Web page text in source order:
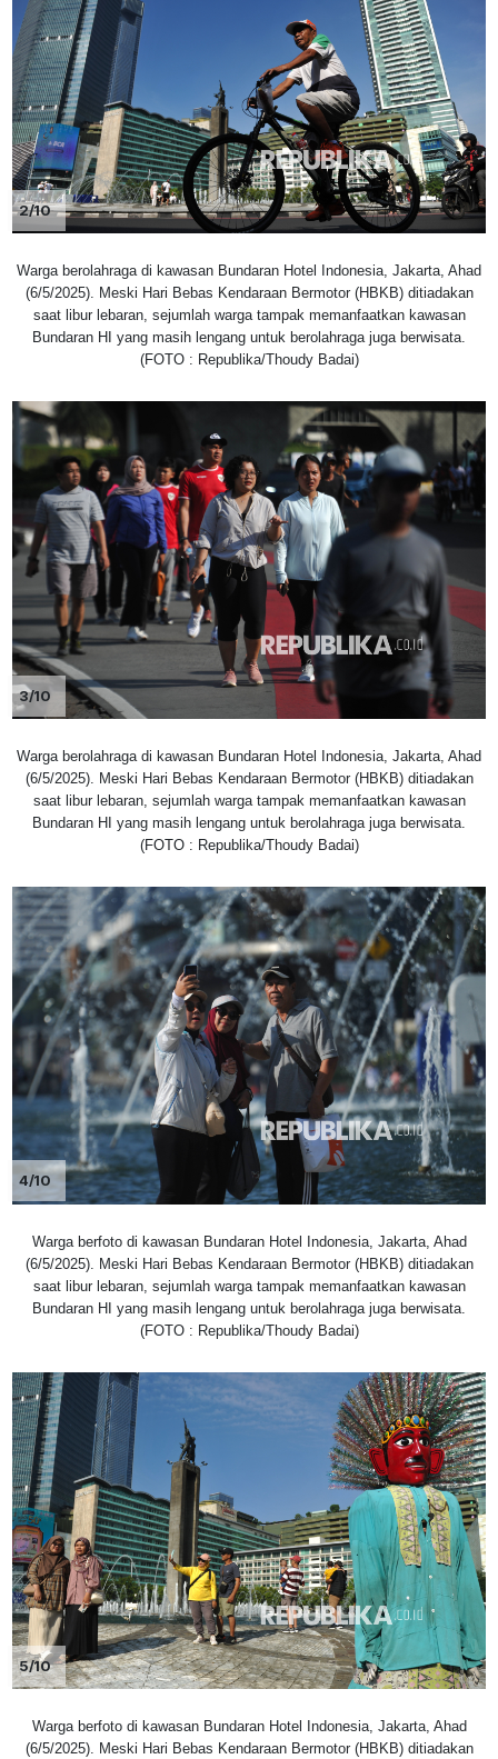
2/10
Warga berolahraga di kawasan Bundaran Hotel Indonesia, Jakarta, Ahad
(6/5/2025). Meski Hari Bebas Kendaraan Bermotor (HBKB) ditiadakan
saat libur lebaran, sejumlah warga tampak memanfaatkan kawasan
Bundaran HI yang masih lengang untuk berolahraga juga berwisata.
(FOTO : Republika/Thoudy Badai)
3/10
Warga berolahraga di kawasan Bundaran Hotel Indonesia, Jakarta, Ahad
(6/5/2025). Meski Hari Bebas Kendaraan Bermotor (HBKB) ditiadakan
saat libur lebaran, sejumlah warga tampak memanfaatkan kawasan
Bundaran HI yang masih lengang untuk berolahraga juga berwisata.
(FOTO : Republika/Thoudy Badai)
4/10
Warga berfoto di kawasan Bundaran Hotel Indonesia, Jakarta, Ahad
(6/5/2025). Meski Hari Bebas Kendaraan Bermotor (HBKB) ditiadakan
saat libur lebaran, sejumlah warga tampak memanfaatkan kawasan
Bundaran HI yang masih lengang untuk berolahraga juga berwisata.
(FOTO : Republika/Thoudy Badai)
5/10
Warga berfoto di kawasan Bundaran Hotel Indonesia, Jakarta, Ahad
(6/5/2025). Meski Hari Bebas Kendaraan Bermotor (HBKB) ditiadakan